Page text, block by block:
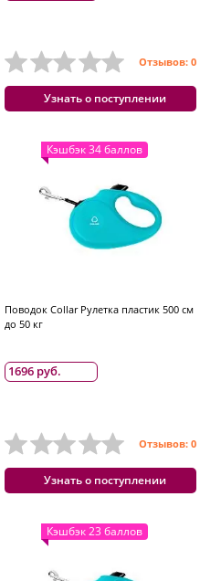
Отзывов: 0
Узнать о поступлении
Кэшбэк 34 баллов
Поводок Collar Рулетка пластик 500 см
до 50 кг
1696 руб.
Отзывов: 0
Узнать о поступлении
Кэшбэк 23 баллов